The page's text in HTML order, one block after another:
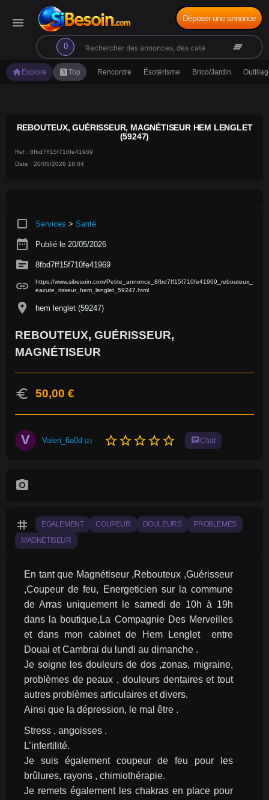
menu
0
search clear_all
Déposer une annonce
home Explore looks_oneTop Rencontre Ésotérisme Brico/Jardin
REBOUTEUX, GUÉRISSEUR, MAGNÉTISEUR HEM LENGLET
(59247)
Ref : 8fbd7ff15f710fe41969
Date : 20/05/2026 18:04
crop_square Services > Santé
date_range Publié le 20/05/2026
source 8fbd7ff15f710fe41969
link
https://www.sibesoin.com/Petite_annonce_8fbd7ff15f710fe41969_rebouteux_
eacute_risseur_hem_lenglet_59247.html
location_on hem lenglet (59247)
REBOUTEUX, GUÉRISSEUR,
MAGNÉTISEUR
euro 50,00 €
V Valeri_6a0d (2) star_borderstar_borderstar_borderstar_borderstar_border chatChat
photo_camera
tag EGALEMENT COUPEUR DOULEURS PROBLEMES
MAGNETISEUR
En tant que Magnétiseur ,Rebouteux ,Guérisseur
,Coupeur de feu, Energeticien sur la commune
de Arras uniquement le samedi de 10h à 19h
dans la boutique,La Compagnie Des Merveilles
et dans mon cabinet de Hem Lenglet  entre
Douai et Cambrai du lundi au dimanche .
Je soigne les douleurs de dos ,zonas, migraine,
problèmes de peaux , douleurs dentaires et tout
autres problèmes articulaires et divers.
Ainsi que la dépression, le mal être .
Stress , angoisses .
L’infertilité.
Je suis également coupeur de feu pour les
brûlures, rayons , chimiothérapie.
Je remets également les chakras en place pour